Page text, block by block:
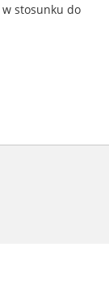
w stosunku do